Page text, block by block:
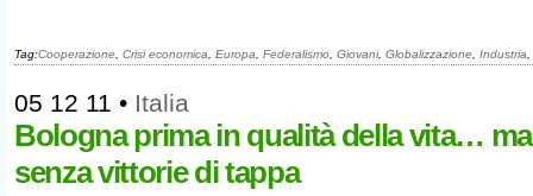
Tag:Cooperazione Crisi economica Europa Federalismo Giovani, Globalizzazione Industria
05 12 11 • Italia
Bologna prima in qualità della vita… ma
senza vittorie di tappa